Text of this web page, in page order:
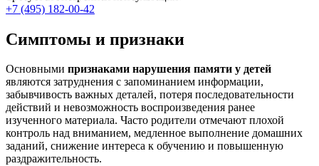
+7 (495) 182-00-42
Симптомы и признаки
Основными признаками нарушения памяти у детей
являются затруднения с запоминанием информации,
забывчивость важных деталей, потеря последовательности
действий и невозможность воспроизведения ранее
изученного материала. Часто родители отмечают плохой
контроль над вниманием, медленное выполнение домашних
заданий, снижение интереса к обучению и повышенную
раздражительность.